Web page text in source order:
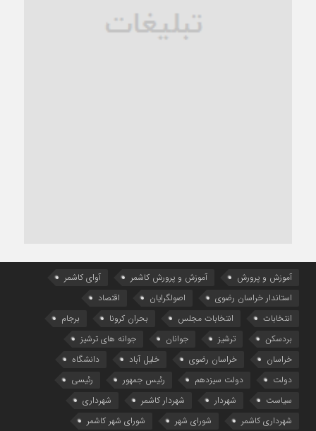
آموزش و پرورش آموزش و پرورش کاشمر
آوای کاشمر
استاندار خراسان رضوی
اصولگرایان
اقتصاد
انتخابات
انتخابات مجلس بحران کرونا
برجام
بردسکن
ترشیز جوانان
جوانه های ترشیز
خراسان
خراسان رضوی خلیل آباد
دانشگاه
دولت
دولت سیزدهم رئیس جمهور
رئیسی
سیاست
شهردار شهردار کاشمر
شهرداری
شهرداری کاشمر
شورای شهر شورای شهر کاشمر